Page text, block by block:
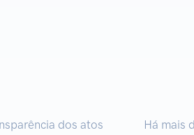
dos atos
Há mais